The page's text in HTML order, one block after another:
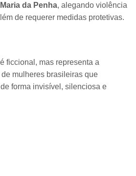
da Penha, alegando violência
de requerer medidas protetivas.
ficcional, mas representa a
mulheres brasileiras que
forma invisível, silenciosa e